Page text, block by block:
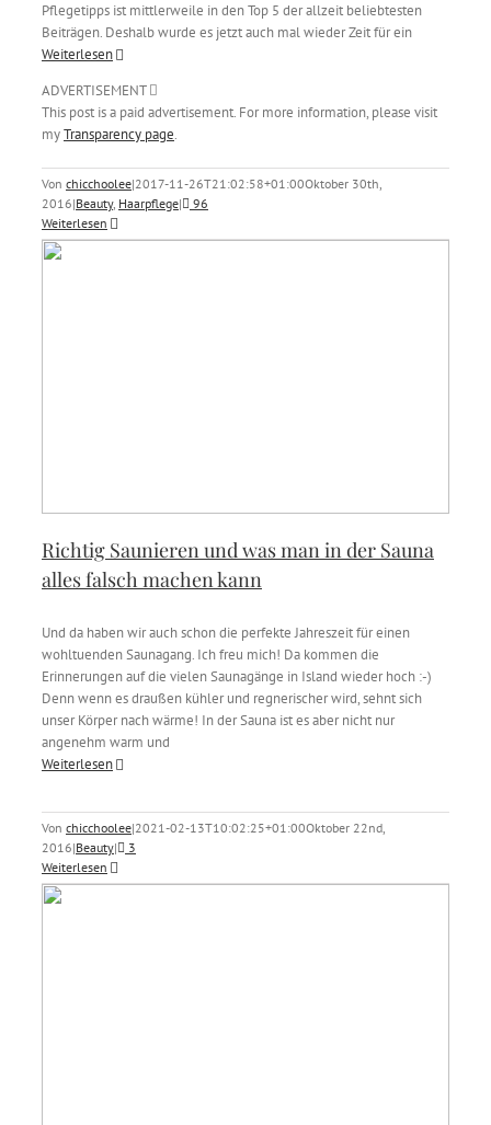
Pflegetipps ist mittlerweile in den Top 5 der allzeit beliebtesten
Beiträgen. Deshalb wurde es jetzt auch mal wieder Zeit für ein
Weiterlesen
ADVERTISEMENT
This post is a paid advertisement. For more information, please visit
myTransparency page.
Von chicchoolee|2017-11-26T21:02:58+01:00Oktober 30th,
2016|Beauty, Haarpflege|
96
Weiterlesen
Richtig Saunieren und was man in der Sauna
alles falsch machen kann
Und da haben wir auch schon die perfekte Jahreszeit für einen
wohltuenden Saunagang. Ich freu mich! Da kommen die
Erinnerungen auf die vielen Saunagänge in Island wieder hoch :-)
Denn wenn es draußen kühler und regnerischer wird, sehnt sich
unser Körper nach wärme! In der Sauna ist es aber nicht nur
angenehm warm und
Weiterlesen
Von chicchoolee|2021-02-13T10:02:25+01:00Oktober 22nd,
2016|Beauty|
3
Weiterlesen